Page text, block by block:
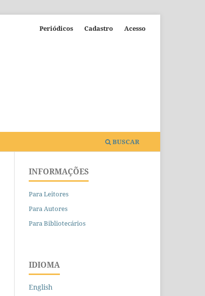
BUSCAR
Periódicos Cadastro Acesso
INFORMAÇÕES
Para Leitores
Para Autores
Para Bibliotecários
IDIOMA
English